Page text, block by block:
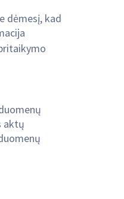
dėmesį, kad
aktų